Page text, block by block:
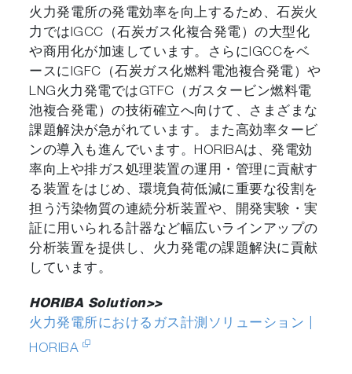
火力発電所の発電効率を向上するため、石炭火
力ではIGCC（石炭ガス化複合発電）の大型化
や商用化が加速しています。さらにIGCCをベ
ースにIGFC（石炭ガス化燃料電池複合発電）や
LNG火力発電ではGTFC（ガスタービン燃料電
池複合発電）の技術確立へ向けて、さまざまな
課題解決が急がれています。また高効率タービ
ンの導入も進んでいます。HORIBAは、発電効
率向上や排ガス処理装置の運用・管理に貢献す
る装置をはじめ、環境負荷低減に重要な役割を
担う汚染物質の連続分析装置や、開発実験・実
証に用いられる計器など幅広いラインアップの
分析装置を提供し、火力発電の課題解決に貢献
しています。
HORIBA Solution>>
火力発電所におけるガス計測ソリューション |
HORIBA